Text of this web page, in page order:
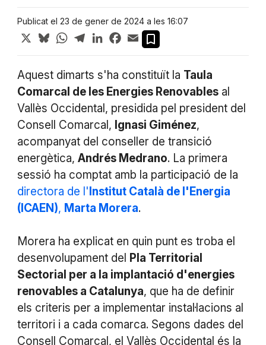
Publicat el 23 de gener de 2024 a les 16:07
X BlueskyWhatsApp
TelegramLinkedInFacebook
Email
Aquest dimarts s'ha constituït la Taula
Comarcal de les Energies Renovablesal
Vallès Occidental, presidida pel president del
Consell Comarcal, Ignasi Giménez,
acompanyat del conseller de transició
energètica, Andrés Medrano. La primera
sessió ha comptat amb la participació de la
directora de l' Institut Català de l'Energia
(ICAEN), Marta Morera.
Morera ha explicat en quin punt es troba el
desenvolupament del Pla Territorial
Sectorial per a la implantació d'energies
renovables a Catalunya, que ha de definir
els criteris per a implementar instal·lacions al
territori i a cada comarca. Segons dades del
Consell Comarcal, el Vallès Occidental és la